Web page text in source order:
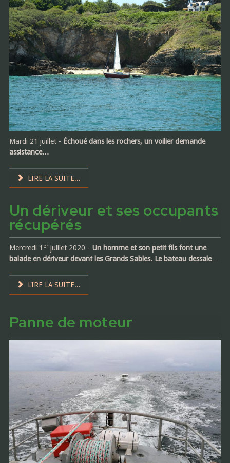
Mardi 21 juillet - Échoué dans les rochers, un voilier demande
assistance…
LIRE LA SUITE...
Un dériveur et ses occupants
récupérés
Mercredi 1 erjuillet 2020 - Un homme et son petit fils font une
balade en dériveur devant les Grands Sables. Le bateau dessale…
LIRE LA SUITE...
Panne de moteur